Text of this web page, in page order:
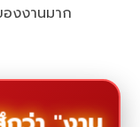
องงานมาก